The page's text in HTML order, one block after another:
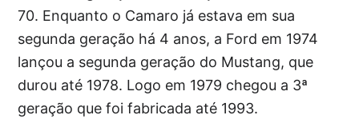
70. Enquanto o Camaro já estava em sua
segunda geração há 4 anos, a Ford em 1974
lançou a segunda geração do Mustang, que
durou até 1978. Logo em 1979 chegou a 3ª
geração que foi fabricada até 1993.